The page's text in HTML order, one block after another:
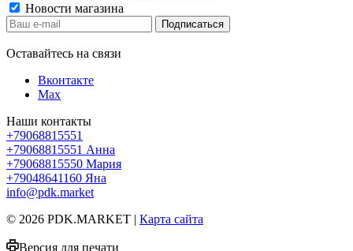
Новости магазина
Оставайтесь на связи
Вконтакте
Max
Наши контакты
+79068815551
+79068815551 Анна
+79068815550 Мария
+79048641160 Яна
info@pdk.market
© 2026 PDK.MARKET | Карта сайта
Версия для печати